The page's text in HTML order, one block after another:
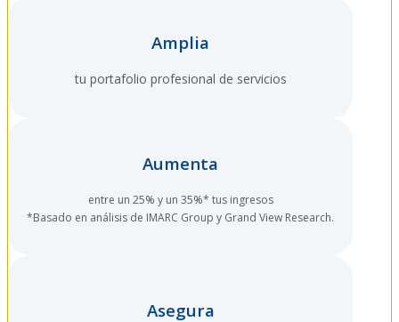
Amplia
tu portafolio profesional de servicios
Aumenta
entre un 25% y un 35%* tus ingresos
*Basado en análisis de IMARC Group y Grand View Research.
Asegura